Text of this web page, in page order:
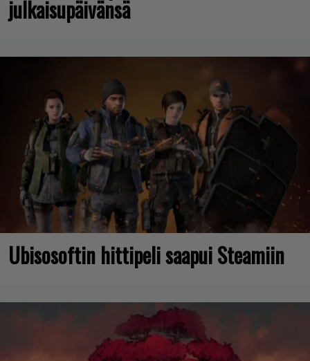
julkaisupäivänsä
Ubisosoftin hittipeli saapui Steamiin